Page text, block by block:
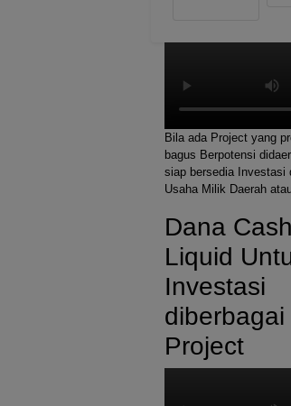
Bila ada Project yang
bagus Berpotensi
siap bersedia Investasi
Usaha Milik Daerah
Dana Cash
Liquid
Investasi
diberbagai
Project